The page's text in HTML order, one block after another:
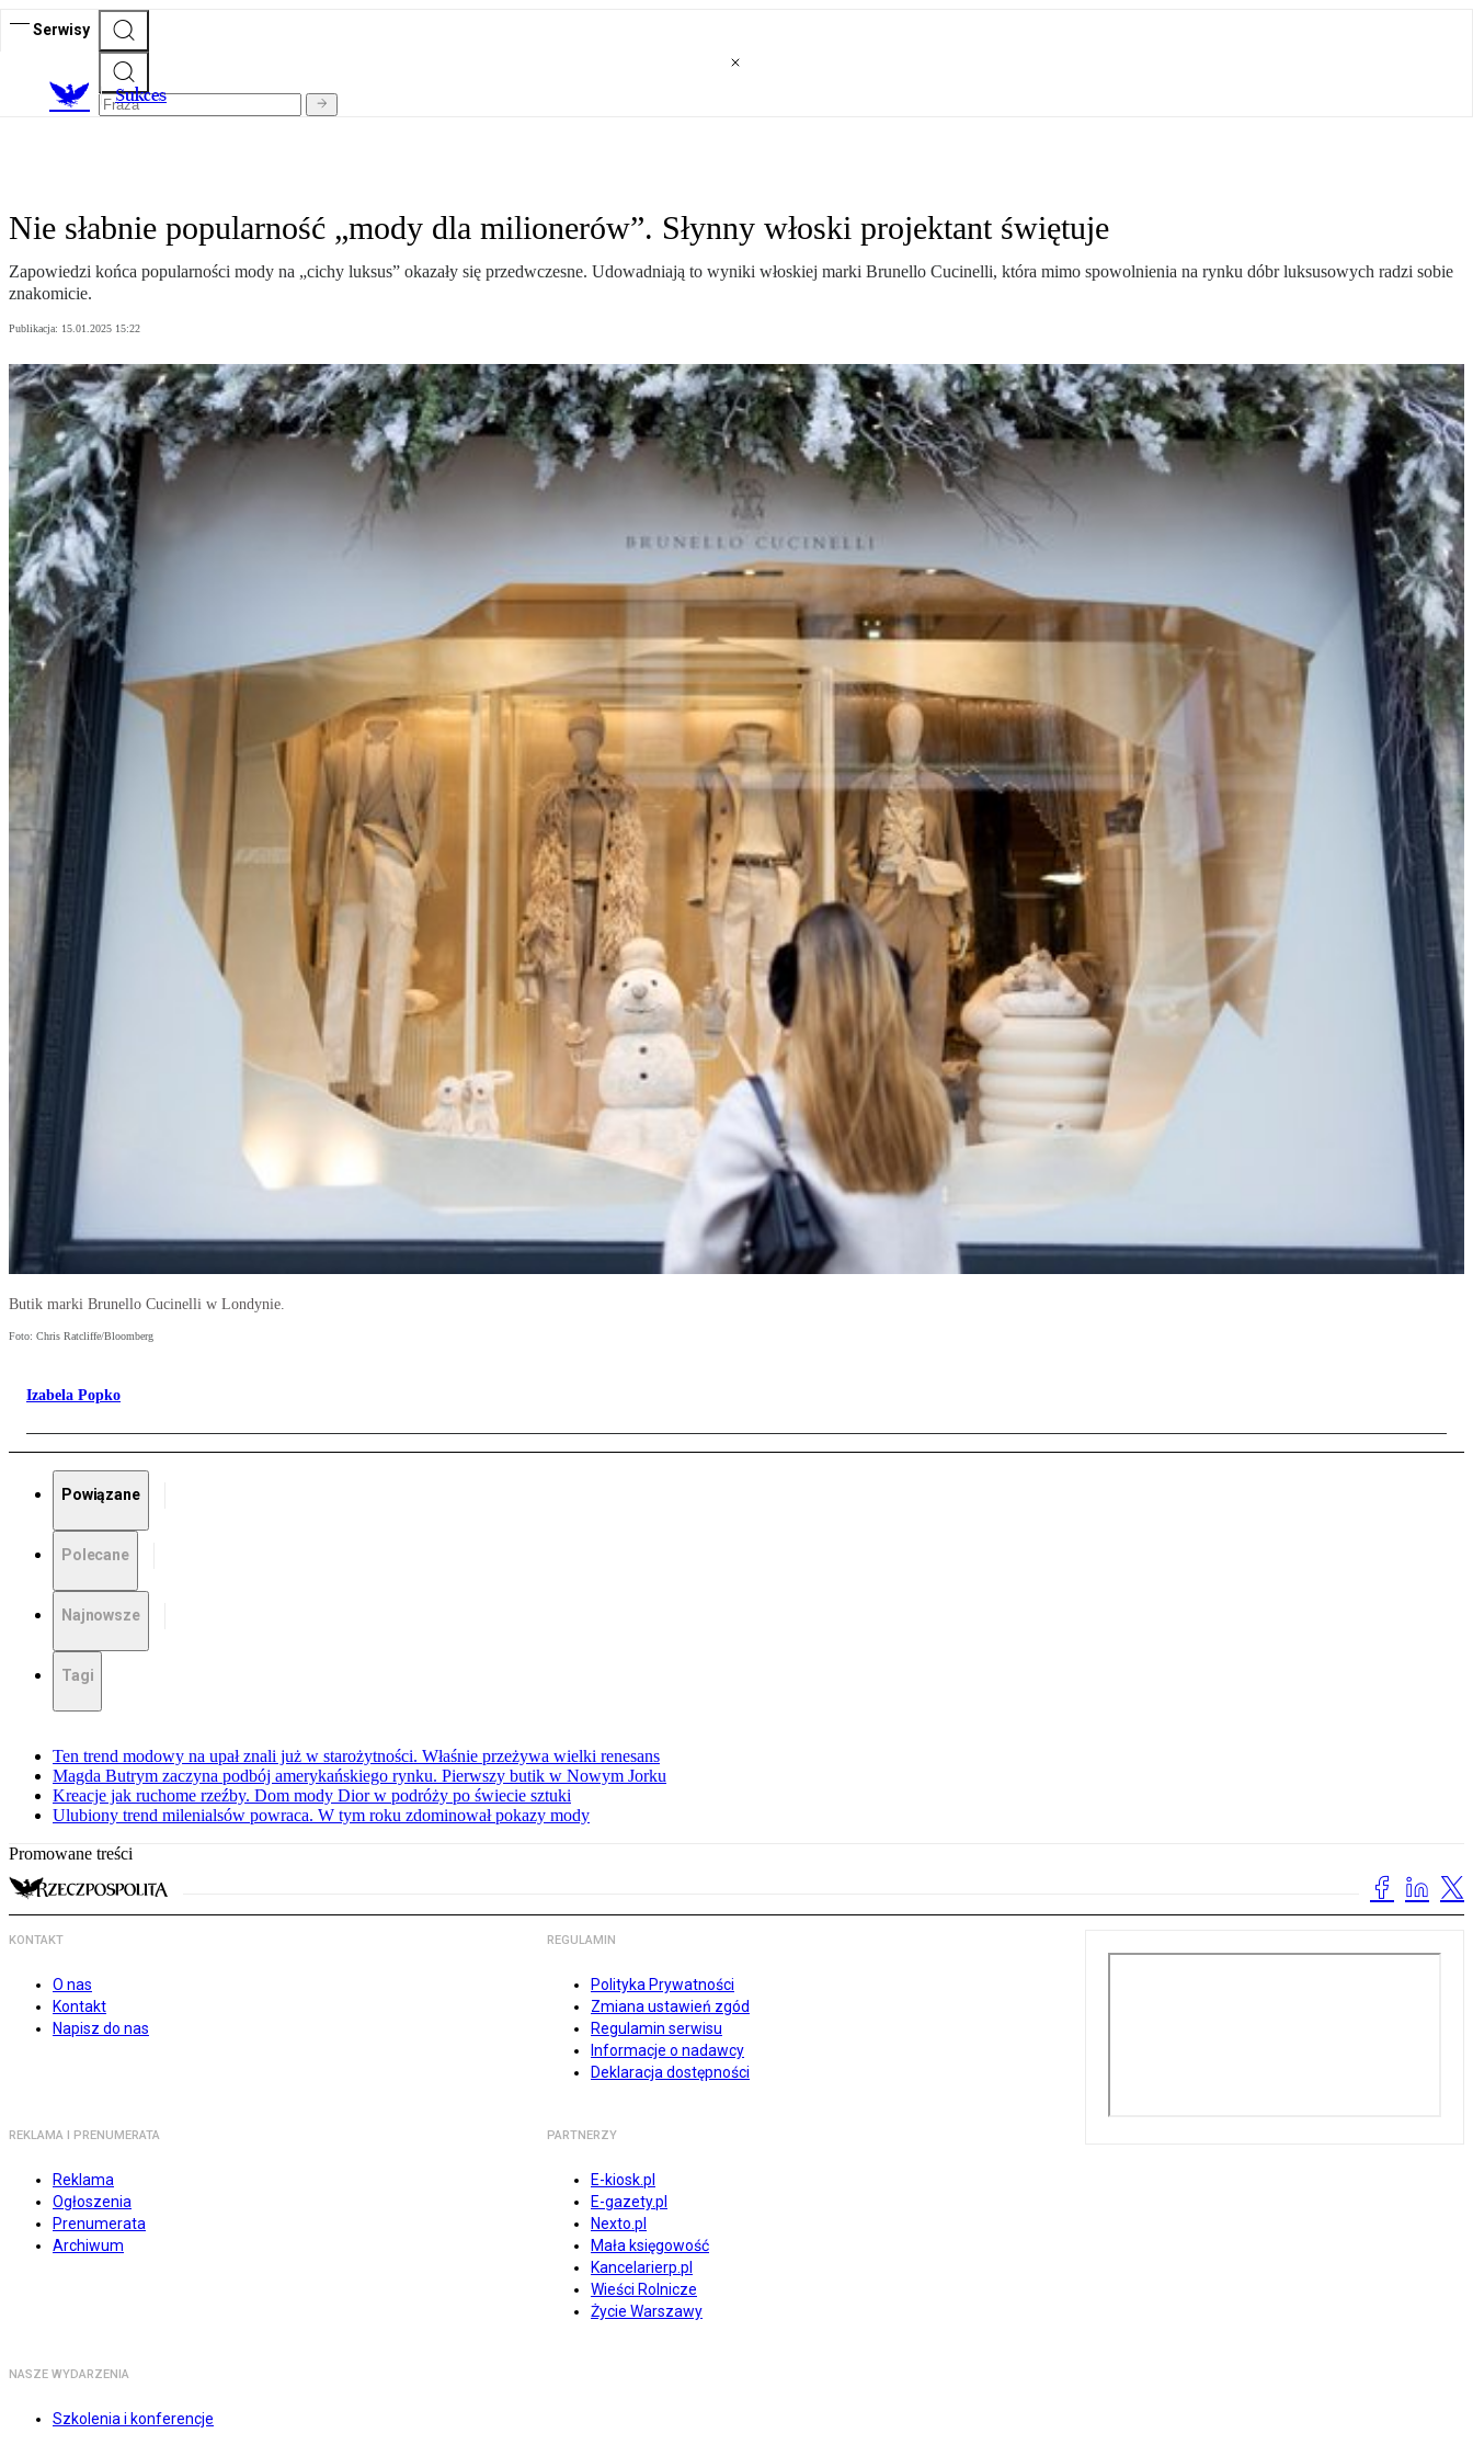
Serwisy
Sukces
Nie słabnie popularność „mody dla milionerów”. Słynny włoski projektant świętuje
Zapowiedzi końca popularności mody na „cichy luksus” okazały się przedwczesne. Udowadniają to wyniki włoskiej marki Brunello Cucinelli, która mimo spowolnienia na rynku dóbr luksusowych radzi sobie
znakomicie.
Publikacja: 15.01.2025 15:22
Butik marki Brunello Cucinelli w Londynie.
Foto: Chris Ratcliffe/Bloomberg
Izabela Popko
Powiązane
Polecane
Najnowsze
Tagi
Ten trend modowy na upał znali już w starożytności. Właśnie przeżywa wielki renesans
Magda Butrym zaczyna podbój amerykańskiego rynku. Pierwszy butik w Nowym Jorku
Kreacje jak ruchome rzeźby. Dom mody Dior w podróży po świecie sztuki
Ulubiony trend milenialsów powraca. W tym roku zdominował pokazy mody
Promowane treści
KONTAKT
O nas
Kontakt
Napisz do nas
REGULAMIN
Polityka Prywatności
Zmiana ustawień zgód
Regulamin serwisu
Informacje o nadawcy
Deklaracja dostępności
REKLAMA I PRENUMERATA
Reklama
Ogłoszenia
Prenumerata
Archiwum
PARTNERZY
E-kiosk.pl
E-gazety.pl
Nexto.pl
Mała księgowość
Kancelarierp.pl
Wieści Rolnicze
Życie Warszawy
NASZE WYDARZENIA
Szkolenia i konferencje